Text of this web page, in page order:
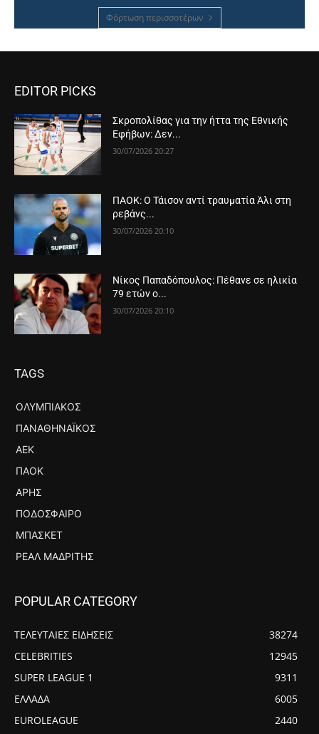
Φόρτωση περισσοτέρων
EDITOR PICKS
Σκροπολίθας για την ήττα της Εθνικής
Εφήβων: Δεν...
30/07/2026 20:27
ΠΑΟΚ: Ο Τάισον αντί τραυματία Άλι στη
ρεβάνς...
30/07/2026 20:10
Νίκος Παπαδόπουλος: Πέθανε σε ηλικία
79 ετών ο...
30/07/2026 20:10
TAGS
ΟΛΥΜΠΙΑΚΌΣ
ΠΑΝΑΘΗΝΑΪΚΌΣ
ΑΕΚ
ΠΑΟΚ
ΆΡΗΣ
ΠΟΔΌΣΦΑΙΡΟ
ΜΠΆΣΚΕΤ
ΡΕΆΛ ΜΑΔΡΊΤΗΣ
POPULAR CATEGORY
ΤΕΛΕΥΤΑΙΕΣ ΕΙΔΗΣΕΙΣ
38274
CELEBRITIES
12945
SUPER LEAGUE 1
9311
ΕΛΛΑΔΑ
6005
EUROLEAGUE
2440